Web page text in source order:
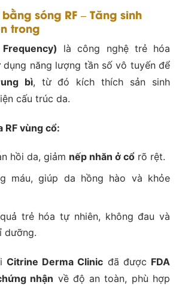
sóng RF – Tăng sinh
trong
là công nghệ trẻ hóa
dụng năng lượng tần số vô tuyến để
bì, từ đó kích thích sản sinh
cấu trúc da.
RF vùng cổ:
hồi da, giảm nếp nhăn ở cổrõ rệt.
máu, giúp da hồng hào và khỏe
trẻ hóa tự nhiên, không đau và
dưỡng.
Citrine Derma Clinic đã được FDA
nhận về độ an toàn, phù hợp